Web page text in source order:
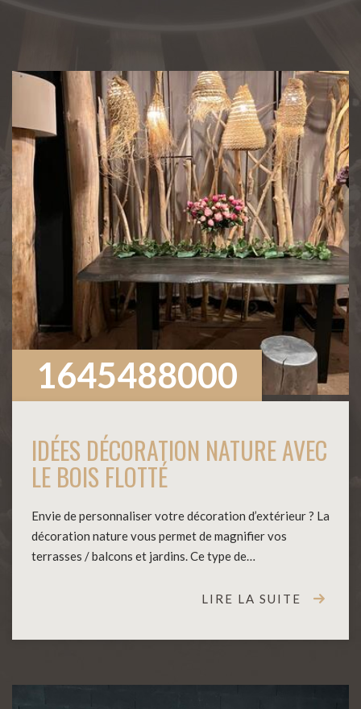
1645488000
IDÉES DÉCORATION NATURE AVEC
LE BOIS FLOTTÉ
Envie de personnaliser votre décoration d’extérieur ? La
décoration nature vous permet de magnifier vos
terrasses / balcons et jardins. Ce type de…
LIRE LA SUITE